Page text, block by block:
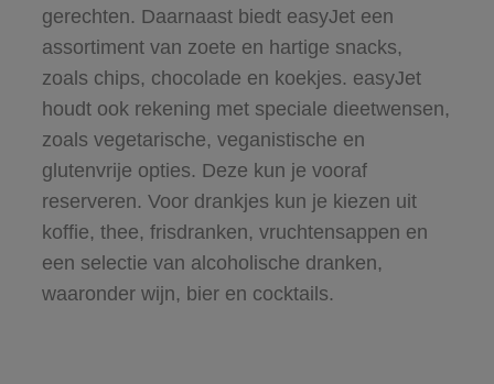
gerechten. Daarnaast biedt easyJet een
assortiment van zoete en hartige snacks,
zoals chips, chocolade en koekjes. easyJet
houdt ook rekening met speciale dieetwensen,
zoals vegetarische, veganistische en
glutenvrije opties. Deze kun je vooraf
reserveren. Voor drankjes kun je kiezen uit
koffie, thee, frisdranken, vruchtensappen en
een selectie van alcoholische dranken,
waaronder wijn, bier en cocktails.